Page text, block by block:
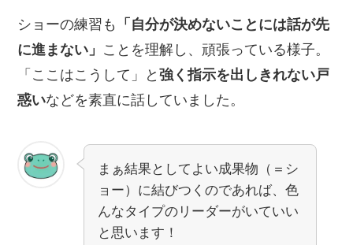
ショーの練習も
「自分が決めないことには話が先
に進まない」 ことを理解し、頑張っている様子。
「ここはこうして」と強く指示を出しきれない戸
惑いなどを素直に話していました。
まぁ結果としてよい成果物（＝シ
ョー）に結びつくのであれば、色
んなタイプのリーダーがいていい
と思います！